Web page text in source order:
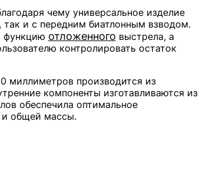
чему универсальное изделие
и с передним биатлонным взводом.
функцию отложенного выстрела, а
контролировать остаток
миллиметров производится из
компоненты изготавливаются из
обеспечила оптимальное
и общей массы.